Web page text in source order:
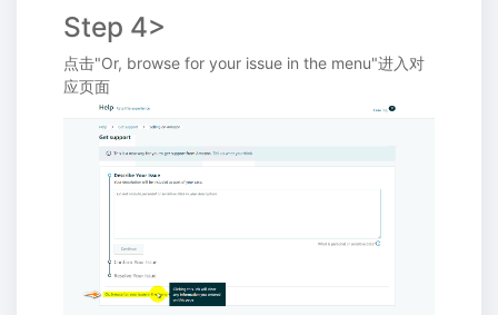
Step 4>
点击"Or, browse for your issue in the menu"进入对
应页面